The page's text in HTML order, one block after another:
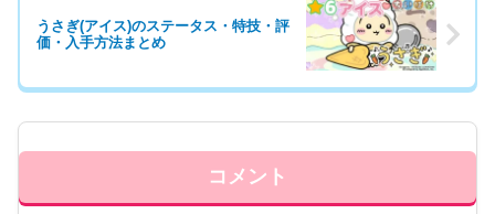
うさぎ(アイス)のステータス・特技・評
価・入手方法まとめ
コメント